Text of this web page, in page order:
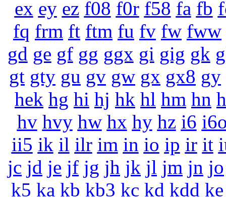
ex ey ez f08 f0r f58 fa fb
fq frm ft ftm fu fv fw fww
gd ge gf gg ggx gi gig gk
gt gty gu gv gw gx gx8 gy
hek hg hi hj hk hl hm hn
hv hvy hw hx hy hz i6
ii5 ik il ilr im in io ip ir it
jc jd je jf jg jh jk jl jm jn jo
k5 ka kb kb3 kc kd kdd ke